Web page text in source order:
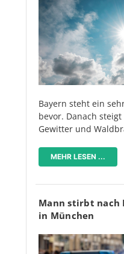
Bayern steht ein
bevor. Danach
Gewitter und
MEHR LESEN ...
Mann stirbt nach
in München